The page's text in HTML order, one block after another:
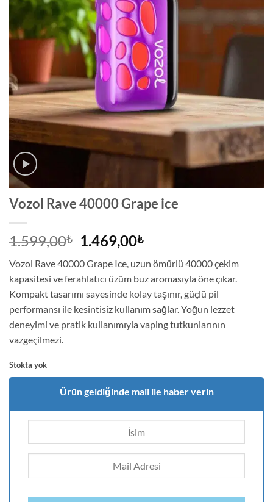
Vozol Rave 40000 Grape ice
1.599,00₺
Orijinal
1.599,00₺.
1.469,00₺Şu
fiyat:
1.469,00₺.
Vozol Rave 40000 Grape Ice, uzun ömürlü 40000 çekim
kapasitesi ve ferahlatıcı üzüm buz aromasıyla öne çıkar.
Kompakt tasarımı sayesinde kolay taşınır, güçlü pil
performansı ile kesintisiz kullanım sağlar. Yoğun lezzet
deneyimi ve pratik kullanımıyla vaping tutkunlarının
vazgeçilmezi.
Stokta yok
Ürün geldiğinde mail ile haber verin